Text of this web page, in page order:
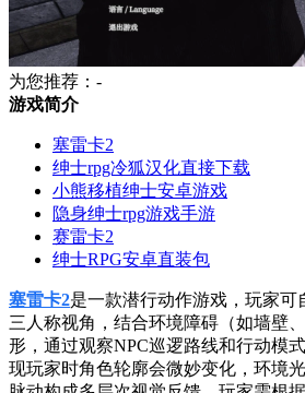
为您推荐：-
游戏简介
塞雷卡2
绅士rpg冷狐汉化直接下载
小熊移植绅士安卓游戏
隐身绅士rpg游戏手游
赛雷卡2
绅士RPG安卓直装包
塞雷卡2是一款潜行动作游戏，玩家可
三人称视角，结合环境障碍（如墙壁
形，通过观察NPC巡逻路线和行动模
现玩家时角色轮廓会微妙变化，环境